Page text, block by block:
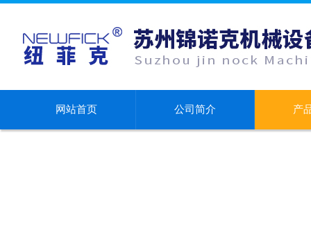
网站首页 公司简介 产